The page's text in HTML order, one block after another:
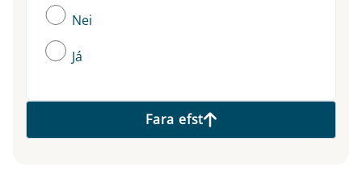
Nei
Já
Fara efst